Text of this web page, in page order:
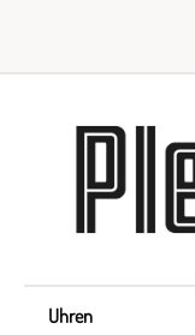
Uhren